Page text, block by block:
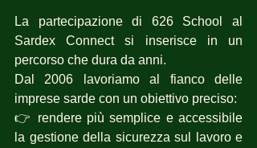
La partecipazione di 626 School al
Sardex Connect si inserisce in un
percorso che dura da anni.
Dal 2006 lavoriamo al fianco delle
imprese sarde con un obiettivo preciso:
👉 rendere più semplice e accessibile
la gestione della sicurezza sul lavoro e